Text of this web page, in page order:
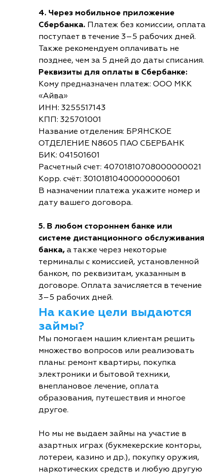
4. Через мобильное приложение
Сбербанка. Платеж без комиссии, оплата
поступает в течение 3–5 рабочих дней.
Также рекомендуем оплачивать не
позднее, чем за 5 дней до даты списания.
Реквизиты для оплаты в Сбербанке:
Кому предназначен платеж: ООО МКК
«Айва»
ИНН: 3255517143
КПП: 325701001
Название отделения: БРЯНСКОЕ
ОТДЕЛЕНИЕ N8605 ПАО СБЕРБАНК
БИК: 041501601
Расчетный счет: 40701810708000000021
Корр. счёт: 30101810400000000601
В назначении платежа укажите номер и
дату вашего договора.
5. В любом стороннем банке или
системе дистанционного обслуживания
банка, а также через некоторые
терминалы с комиссией, установленной
банком, по реквизитам, указанным в
договоре. Оплата зачисляется в течение
3–5 рабочих дней.
На какие цели выдаются
займы?
Мы помогаем нашим клиентам решить
множество вопросов или реализовать
планы: ремонт квартиры, покупка
электроники и бытовой техники,
внеплановое лечение, оплата
образования, путешествия и многое
другое.
Но мы не выдаем займы на участие в
азартных играх (букмекерские конторы,
лотереи, казино и др.), покупку оружия,
наркотических средств и любую другую